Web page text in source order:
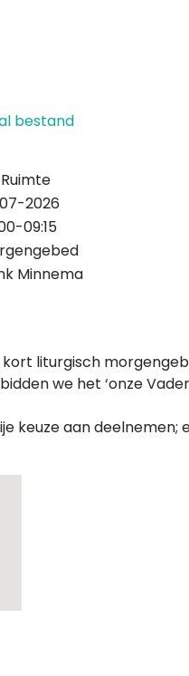
2026
09:15
Minnema
liturgisch
we het ‘onze
keuze aan